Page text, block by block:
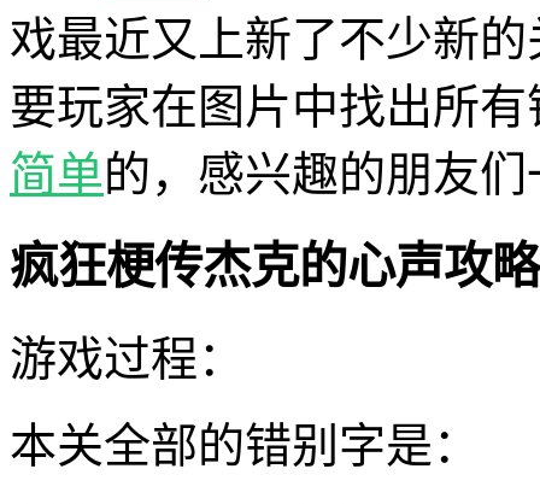
戏最近又上新了不少新
要玩家在图片中找出所
简单的，感兴趣的朋友
疯狂梗传杰克的心声攻略
游戏过程：
本关全部的错别字是：